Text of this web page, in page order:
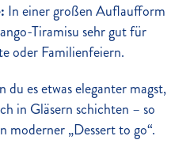
In einer großen Auflaufform
Tiramisu sehr gut für
oder Familienfeiern.
du es etwas eleganter magst,
in Gläsern schichten – so
moderner „Dessert to go“.